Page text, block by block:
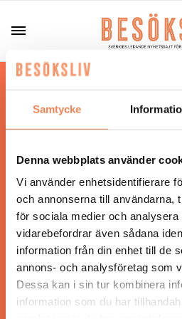
Samtycke
Denna webbplats använder
Vi använder enhetsidentifierare
och annonserna till användarna,
för sociala medier och
vidarebefordrar även sådana
information från din enhet till de
annons- och analysföretag som
Dessa kan i sin tur kombinera
information som du har
Hos oss läser du landets
nyheter och snackisar
Besöksliv i sin tryckta form
Tidningen ges
ANSVARIG
Jonas